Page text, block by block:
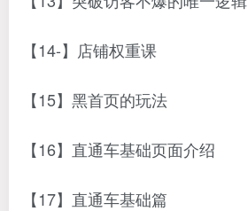
【14-】店铺权重课
【15】黑首页的玩法
【16】直通车基础页面介绍
【17】直通车基础篇